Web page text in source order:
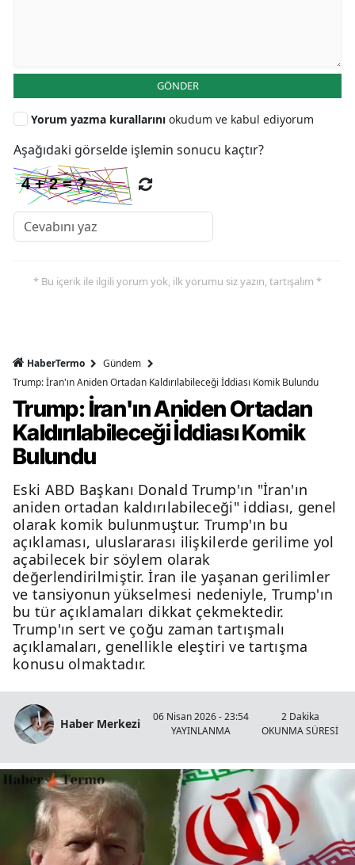
GÖNDER
Yorum yazma kurallarını okudum ve kabul ediyorum
Aşağıdaki görselde işlemin sonucu kaçtır?
* Bu içerik ile ilgili yorum yok, ilk yorumu siz yazın, tartışalım *
HaberTermo
Gündem
Trump: İran'ın Aniden Ortadan Kaldırılabileceği İddiası Komik Bulundu
Trump: İran'ın Aniden Ortadan
Kaldırılabileceği İddiası Komik
Bulundu
Eski ABD Başkanı Donald Trump'ın "İran'ın
aniden ortadan kaldırılabileceği" iddiası, genel
olarak komik bulunmuştur. Trump'ın bu
açıklaması, uluslararası ilişkilerde gerilime yol
açabilecek bir söylem olarak
değerlendirilmiştir. İran ile yaşanan gerilimler
ve tansiyonun yükselmesi nedeniyle, Trump'ın
bu tür açıklamaları dikkat çekmektedir.
Trump'ın sert ve çoğu zaman tartışmalı
açıklamaları, genellikle eleştiri ve tartışma
konusu olmaktadır.
Haber Merkezi
06 Nisan 2026 - 23:54
YAYINLANMA
2 Dakika
OKUNMA SÜRESİ